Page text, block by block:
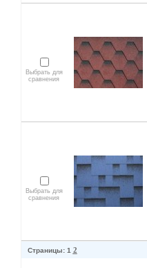
Выбрать для
сравнения
Выбрать для
сравнения
Страницы: 1 2